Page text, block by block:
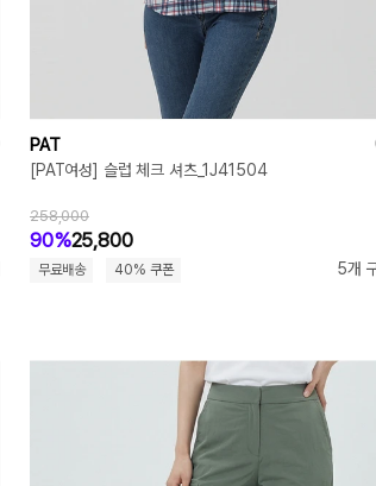
PAT
[PAT여성] 슬럽 체크 셔츠_1J41504
258,000
90%25,800
무료배송 40% 쿠폰 5개